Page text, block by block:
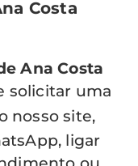
Costa
Ana Costa
solicitar uma
nosso site,
ligar